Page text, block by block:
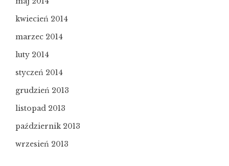
kwiecień 2014
marzec 2014
luty 2014
styczeń 2014
grudzień 2013
listopad 2013
październik 2013
wrzesień 2013